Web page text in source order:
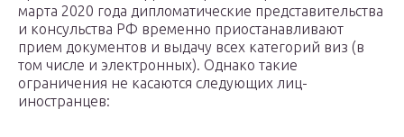
марта 2020 года дипломатические представительства
и консульства РФ временно приостанавливают
прием документов и выдачу всех категорий виз (в
том числе и электронных). Однако такие
ограничения не касаются следующих лиц-
иностранцев: